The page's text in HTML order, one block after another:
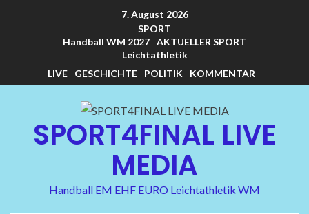
7. August 2026
SPORT
Handball WM 2027 AKTUELLER SPORT
Leichtathletik
LIVE
GESCHICHTE POLITIK KOMMENTAR
SPORT4FINAL LIVE
MEDIA
Handball EM EHF EURO Leichtathletik WM